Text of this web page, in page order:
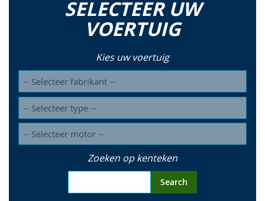
SELECTEER UW
VOERTUIG
Kies uw voertuig
Zoeken op kenteken
Search